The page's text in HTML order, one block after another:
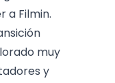
a Filmin.
muy
y